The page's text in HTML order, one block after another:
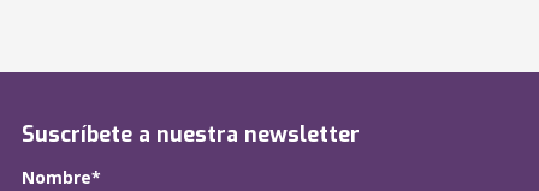
Suscríbete a nuestra newsletter
Nombre*